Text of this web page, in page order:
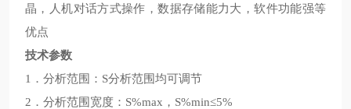
晶，人机对话方式操作，数据存储能力大，软件功能强等
优点
技术参数
1．分析范围：S分析范围均可调节
2．分析范围宽度：S%max，S%min≤5%